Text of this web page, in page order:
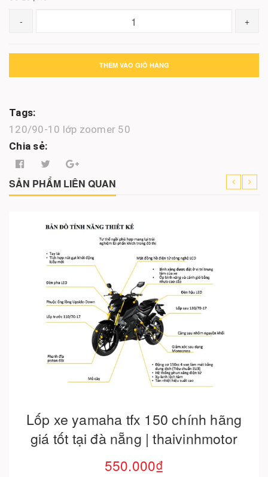
- +
THÊM VÀO GIỎ HÀNG
Tags:
120/90-10 lớp zoomer 50
Chia sẻ:
SẢN PHẨM LIÊN QUAN
Lốp xe yamaha tfx 150 chính hãng
giá tốt tại đà nẵng | thaivinhmotor
550.000₫
Cho vào giỏ hàng